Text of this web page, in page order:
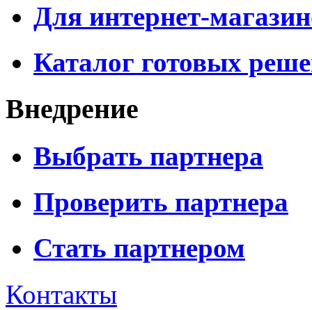
Для интернет-
Каталог готовых
Внедрение
Выбрать партнера
Проверить партнера
Стать партнером
Контакты